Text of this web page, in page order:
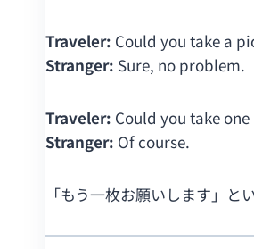
Traveler: Could you take a
Stranger: Sure, no problem.
Traveler: Could you take
Stranger: Of course.
「もう一枚お願いします」と